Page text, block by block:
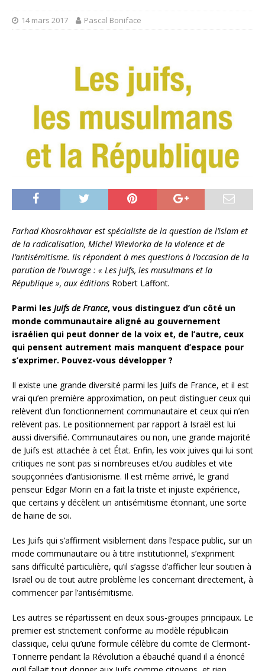
14 mars 2017 Pascal Boniface
Farhad Khosrokhavar est spécialiste de la question de l’islam et
de la radicalisation, Michel Wieviorka de la violence et de
l’antisémitisme. Ils répondent à mes questions à l’occasion de la
parution de l’ouvrage : « Les juifs, les musulmans et la
République », aux éditions Robert Laffont.
Parmi les Juifs de France, vous distinguez d’un côté un
monde communautaire aligné au gouvernement
israélien qui peut donner de la voix et, de l’autre, ceux
qui pensent autrement mais manquent d’espace pour
s’exprimer. Pouvez-vous développer ?
Il existe une grande diversité parmi les Juifs de France, et il est
vrai qu’en première approximation, on peut distinguer ceux qui
relèvent d’un fonctionnement communautaire et ceux qui n’en
relèvent pas. Le positionnement par rapport à Israël est lui
aussi diversifié. Communautaires ou non, une grande majorité
de Juifs est attachée à cet État. Enfin, les voix juives qui lui sont
critiques ne sont pas si nombreuses et/ou audibles et vite
soupçonnées d’antisionisme. Il est même arrivé, le grand
penseur Edgar Morin en a fait la triste et injuste expérience,
que certains y décèlent un antisémitisme étonnant, une sorte
de haine de soi.
Les Juifs qui s’affirment visiblement dans l’espace public, sur un
mode communautaire ou à titre institutionnel, s’expriment
sans difficulté particulière, qu’il s’agisse d’afficher leur soutien à
Israël ou de tout autre problème les concernant directement, à
commencer par l’antisémitisme.
Les autres se répartissent en deux sous-groupes principaux. Le
premier est strictement conforme au modèle républicain
classique, celui qu’une formule célèbre du comte de Clermont-
Tonnerre pendant la Révolution a ébauché quand il a énoncé